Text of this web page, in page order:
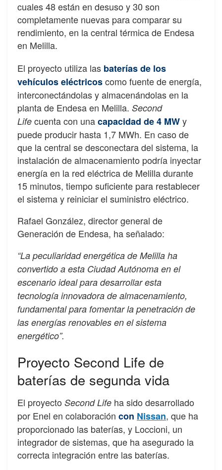
cuales 48 están en desuso y 30 son
completamente nuevas para comparar su
rendimiento, en la central térmica de Endesa
en Melilla.
El proyecto utiliza las baterías de los
vehículos eléctricoscomo fuente de energía,
interconectándolas y almacenándolas en la
planta de Endesa en Melilla. Second
Life cuenta con unacapacidad de 4 MWy
puede producir hasta 1,7 MWh. En caso de
que la central se desconectara del sistema, la
instalación de almacenamiento podría inyectar
energía en la red eléctrica de Melilla durante
15 minutos, tiempo suficiente para restablecer
el sistema y reiniciar el suministro eléctrico.
Rafael González, director general de
Generación de Endesa, ha señalado:
“La peculiaridad energética de Melilla ha
convertido a esta Ciudad Autónoma en el
escenario ideal para desarrollar esta
tecnología innovadora de almacenamiento,
fundamental para fomentar la penetración de
las energías renovables en el sistema
energético”.
Proyecto Second Life de
baterías de segunda vida
El proyecto Second Life ha sido desarrollado
por Enel en colaboración con Nissan, que ha
proporcionado las baterías, y Loccioni, un
integrador de sistemas, que ha asegurado la
correcta integración entre las baterías.